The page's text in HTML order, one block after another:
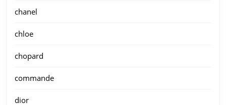
chanel
chloe
chopard
commande
dior